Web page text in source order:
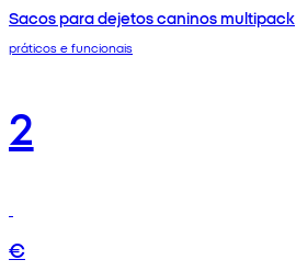
Sacos para dejetos caninos multipack
práticos e funcionais
2
€